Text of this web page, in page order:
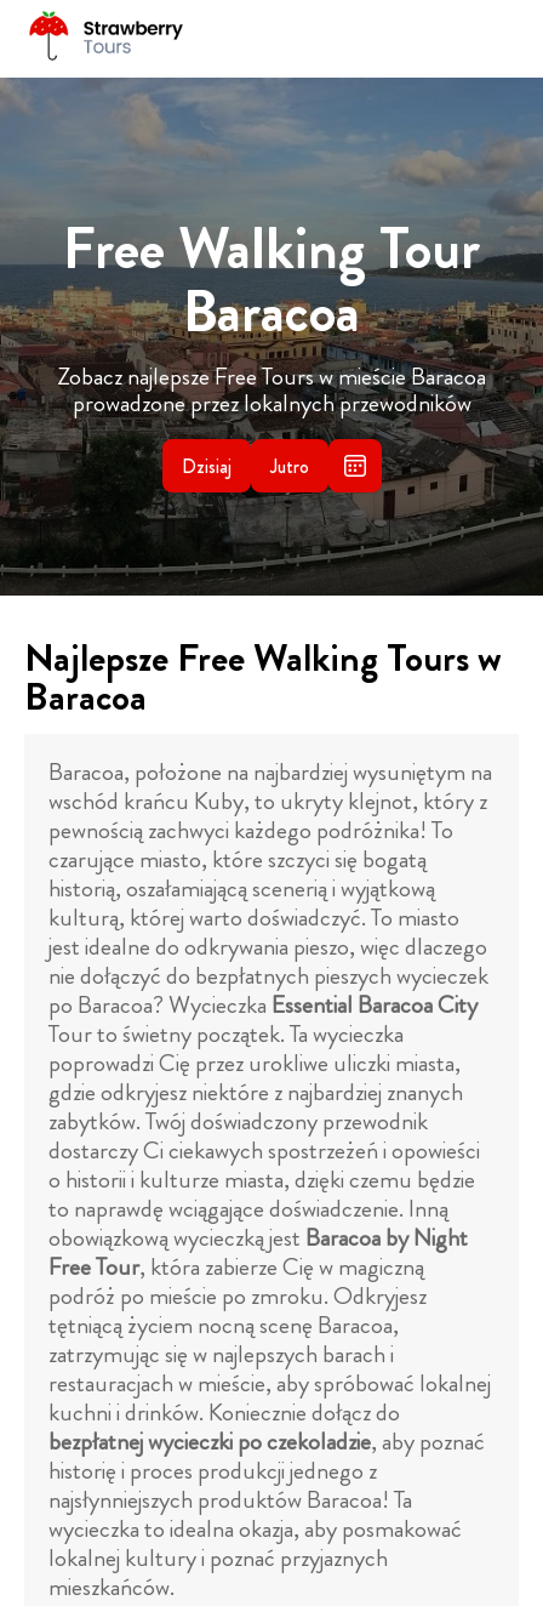
Free Walking Tour
Baracoa
Zobacz najlepsze Free Tours w mieście Baracoa
prowadzone przez lokalnych przewodników
Dzisiaj Jutro
Najlepsze Free Walking Tours w
Baracoa
Baracoa, położone na najbardziej wysuniętym na
wschód krańcu Kuby, to ukryty klejnot, który z
pewnością zachwyci każdego podróżnika! To
czarujące miasto, które szczyci się bogatą
historią, oszałamiającą scenerią i wyjątkową
kulturą, której warto doświadczyć. To miasto
jest idealne do odkrywania pieszo, więc dlaczego
nie dołączyć do bezpłatnych pieszych wycieczek
po Baracoa? Wycieczka Essential Baracoa City
Tour to świetny początek. Ta wycieczka
poprowadzi Cię przez urokliwe uliczki miasta,
gdzie odkryjesz niektóre z najbardziej znanych
zabytków. Twój doświadczony przewodnik
dostarczy Ci ciekawych spostrzeżeń i opowieści
o historii i kulturze miasta, dzięki czemu będzie
to naprawdę wciągające doświadczenie. Inną
obowiązkową wycieczką jest Baracoa by Night
Free Tour, która zabierze Cię w magiczną
podróż po mieście po zmroku. Odkryjesz
tętniącą życiem nocną scenę Baracoa,
zatrzymując się w najlepszych barach i
restauracjach w mieście, aby spróbować lokalnej
kuchni i drinków. Koniecznie dołącz do
bezpłatnej wycieczki po czekoladzie, aby poznać
historię i proces produkcji jednego z
najsłynniejszych produktów Baracoa! Ta
wycieczka to idealna okazja, aby posmakować
lokalnej kultury i poznać przyjaznych
mieszkańców.